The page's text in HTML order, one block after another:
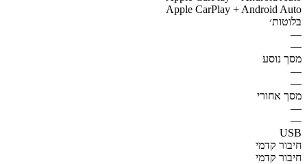
Apple CarPlay + Android Auto
בלוטות׳
—
—
מסך נוסע
—
—
מסך אחורי
—
—
USB
חיבור קדמי
חיבור קדמי